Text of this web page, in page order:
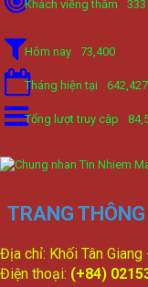
Khách viếng thăm 333
Hôm nay 73,400
Tháng hiện tại 642,427
Tổng lượt truy cập
TRANG
Địa chỉ: Khối Tân
Điện thoại: (+84)